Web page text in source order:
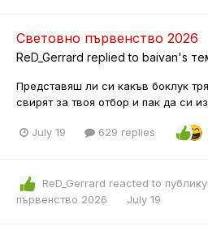
Световно първенство 2026
ReD_Gerrard replied to baivan's
Представяш ли си какъв боклук
свирят за твоя отбор и пак да си
July 19 629 replies
ReD_Gerrard reacted to
първенство 2026
July 19